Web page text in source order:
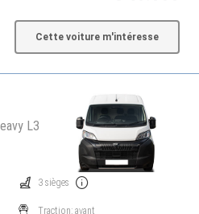
Cette voiture m'intéresse
L3
3 sièges
Traction: avant